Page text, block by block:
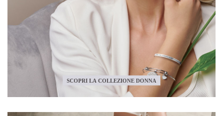
SCOPRI LA COLLEZIONE DONNA